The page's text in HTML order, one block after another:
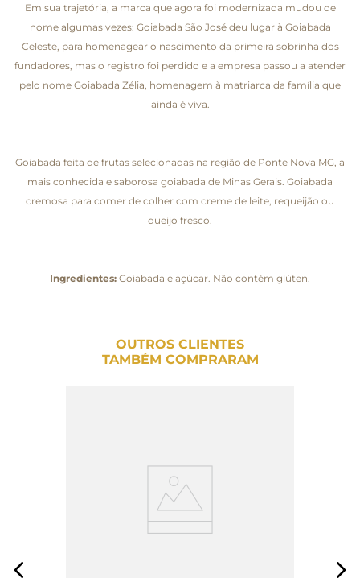
Em sua trajetória, a marca que agora foi modernizada mudou de
nome algumas vezes: Goiabada São José deu lugar à Goiabada
Celeste, para homenagear o nascimento da primeira sobrinha dos
fundadores, mas o registro foi perdido e a empresa passou a atender
pelo nome Goiabada Zélia, homenagem à matriarca da família que
ainda é viva.
Goiabada feita de frutas selecionadas na região de Ponte Nova MG, a
mais conhecida e saborosa goiabada de Minas Gerais. Goiabada
cremosa para comer de colher com creme de leite, requeijão ou
queijo fresco.
Ingredientes: Goiabada e açúcar. Não contém glúten.
OUTROS CLIENTES
TAMBÉM COMPRARAM